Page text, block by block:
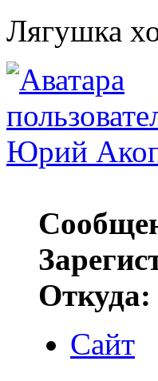
Лягушка
Юрий
Откуда:
Сайт